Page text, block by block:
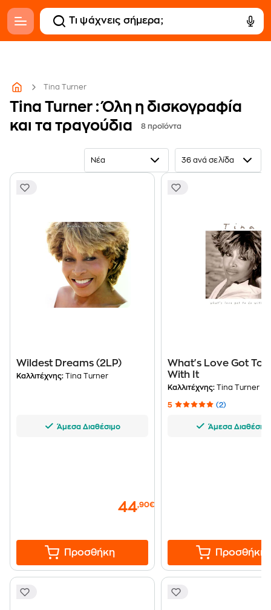
Tina Turner
Tina Turner : Όλη η δισκογραφία
και τα τραγούδια
8 προϊόντα
Νέα 36 ανά σελίδα
Wildest Dreams (2LP)
Καλλιτέχνης: Tina Turner
Άμεσα Διαθέσιμο
44,90€
Προσθήκη
What's Love Got To
With It
Καλλιτέχνης: Tina Turner
5 (2)
Άμεσα Διαθέσιμο
Προσθήκη